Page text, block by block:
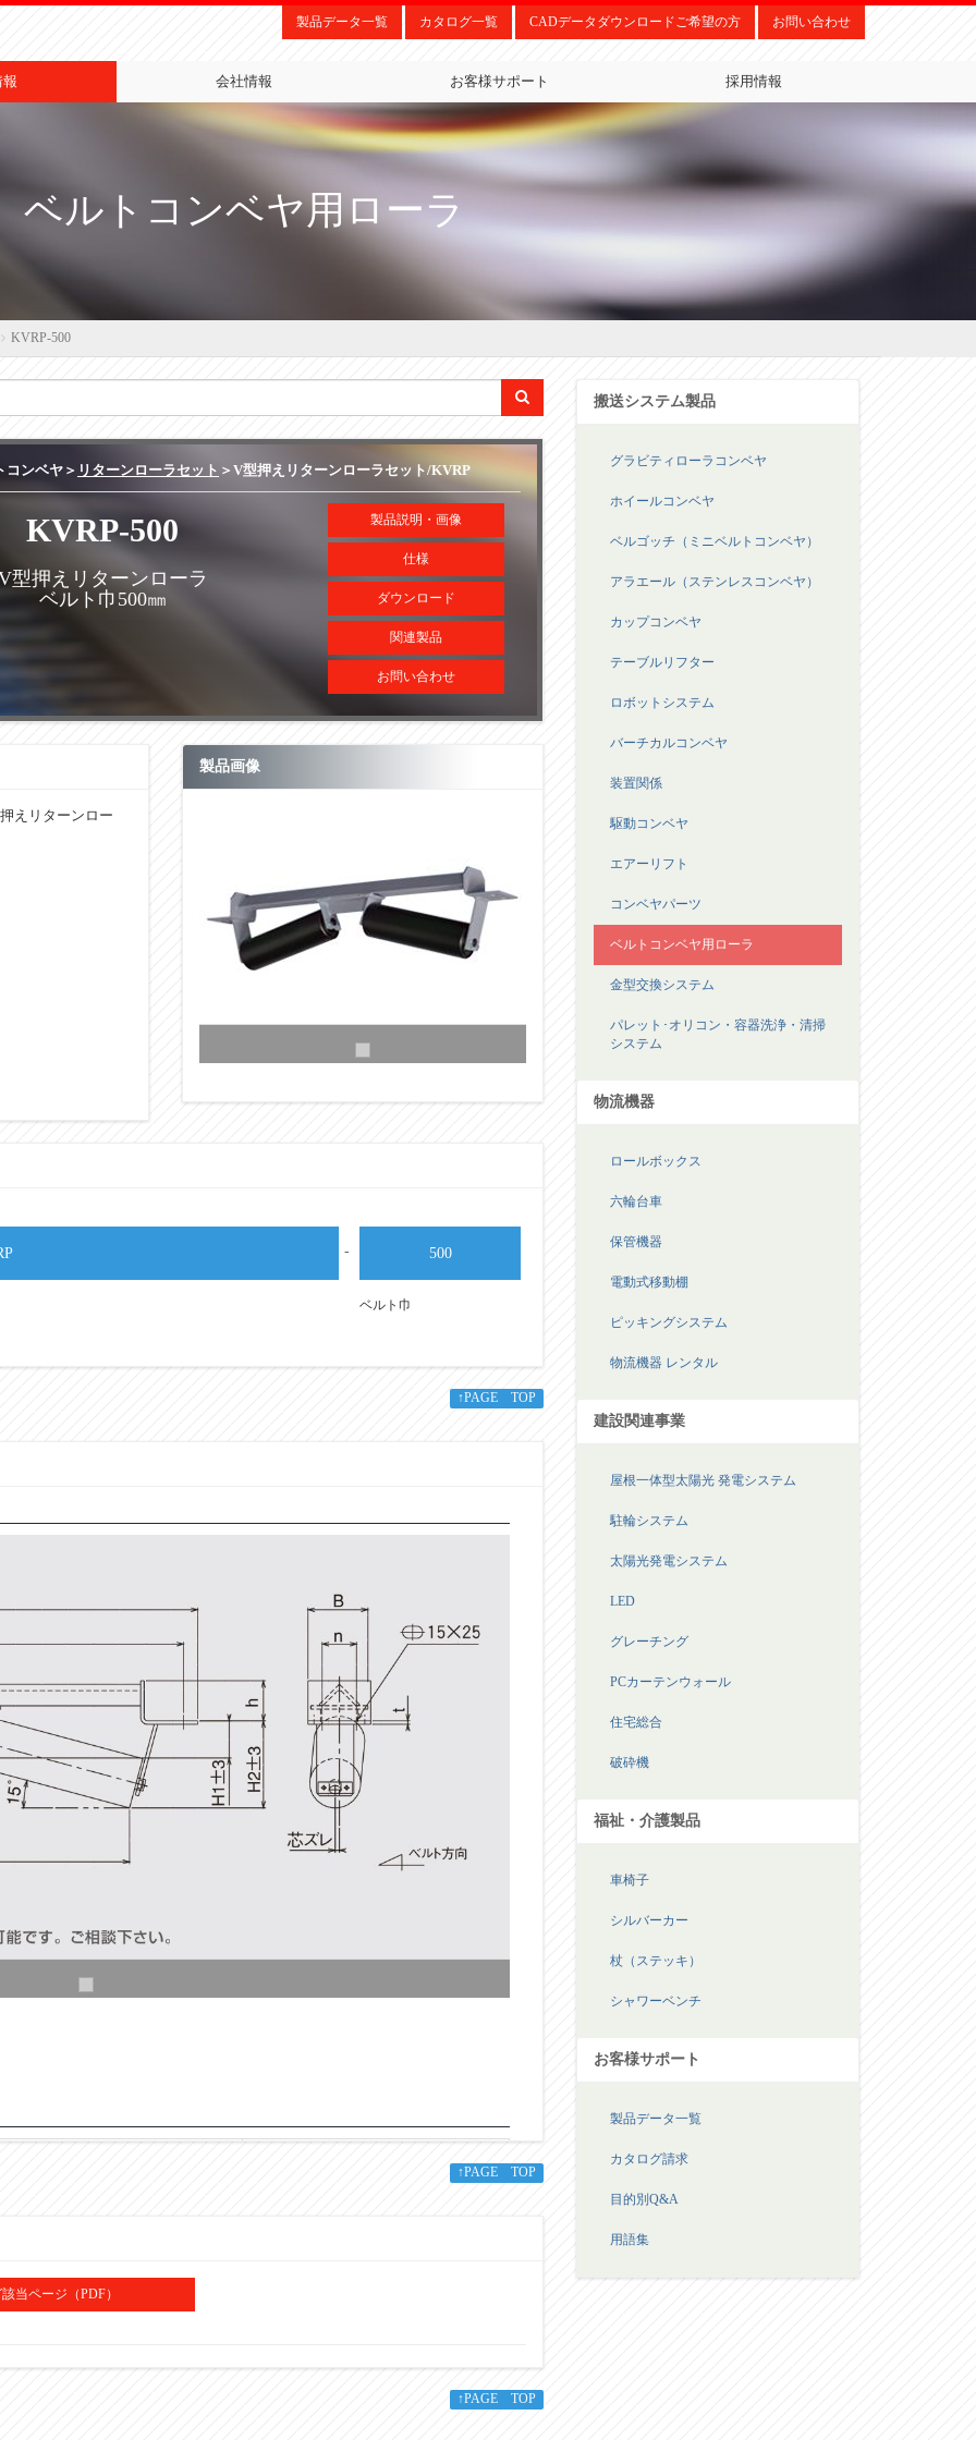
製品データ一覧 カタログ一覧 CADデータダウンロードご希望の方 お問い合わせ
会社情報 お客様サポート 採用情報
ベルトコンベヤ用ローラ
KVRP-500
コンベヤ＞ リターンローラセット ＞V型押えリターンローラセット/KVRP
KVRP-500
型押えリターンローラ
ベルト巾500㎜
製品説明・画像
仕様
ダウンロード
関連製品
お問い合わせ
えリターンロー
製品画像
- 500
ベルト巾
↑PAGE TOP
↑PAGE TOP
当ページ（PDF）
↑PAGE TOP
搬送システム製品
グラビティローラコンベヤ
ホイールコンベヤ
ベルゴッチ（ミニベルトコンベヤ）
アラエール（ステンレスコンベヤ）
カップコンベヤ
テーブルリフター
ロボットシステム
バーチカルコンベヤ
装置関係
駆動コンベヤ
エアーリフト
コンベヤパーツ
ベルトコンベヤ用ローラ
金型交換システム
パレット･オリコン・容器洗浄・清掃
システム
物流機器
ロールボックス
六輪台車
保管機器
電動式移動棚
ピッキングシステム
物流機器 レンタル
建設関連事業
屋根一体型太陽光 発電システム
駐輪システム
太陽光発電システム
LED
グレーチング
PCカーテンウォール
住宅総合
破砕機
福祉・介護製品
車椅子
シルバーカー
杖（ステッキ）
シャワーベンチ
お客様サポート
製品データ一覧
カタログ請求
目的別Q&A
用語集